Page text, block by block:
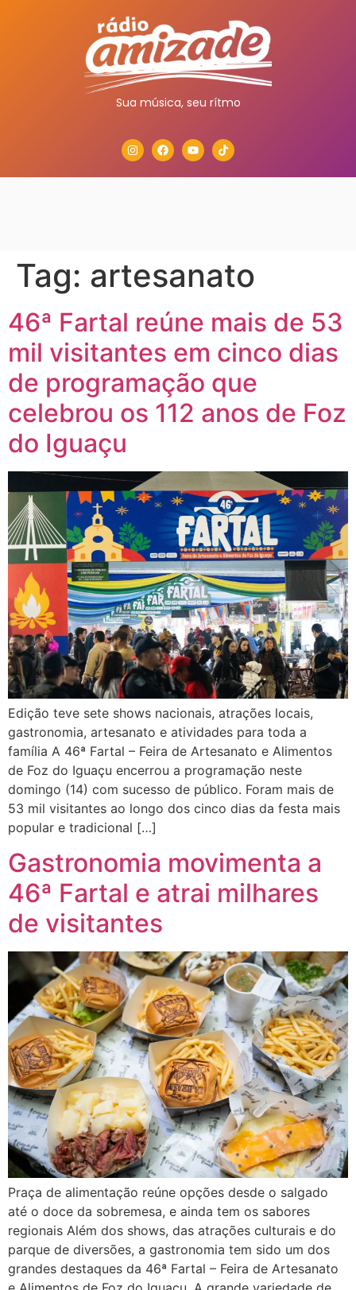
Sua música, seu rítmo
Tag: artesanato
46ª Fartal reúne mais de 53
mil visitantes em cinco dias
de programação que
celebrou os 112 anos de Foz
do Iguaçu
Edição teve sete shows nacionais, atrações locais,
gastronomia, artesanato e atividades para toda a
família A 46ª Fartal – Feira de Artesanato e Alimentos
de Foz do Iguaçu encerrou a programação neste
domingo (14) com sucesso de público. Foram mais de
53 mil visitantes ao longo dos cinco dias da festa mais
popular e tradicional […]
Gastronomia movimenta a
46ª Fartal e atrai milhares
de visitantes
Praça de alimentação reúne opções desde o salgado
até o doce da sobremesa, e ainda tem os sabores
regionais Além dos shows, das atrações culturais e do
parque de diversões, a gastronomia tem sido um dos
grandes destaques da 46ª Fartal – Feira de Artesanato